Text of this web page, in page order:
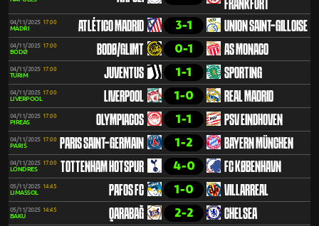
FRANKFURT
04/11/2025 17:00
MADRI ATLÉTICO MADRID 3-1 UNION SAINT-GILLOISE
04/11/2025 17:00
BODØ BODØ/GLIMT 0-1 AS MONACO
04/11/2025 17:00
TURIM JUVENTUS 1-1 SPORTING
04/11/2025 17:00
LIVERPOOL LIVERPOOL 1-0 REAL MADRID
04/11/2025 17:00
PIREAS OLYMPIACOS 1-1 PSV EINDHOVEN
04/11/2025 17:00
PARIS PARIS SAINT-GERMAIN 1-2 BAYERN MÜNCHEN
04/11/2025 17:00
LONDRES TOTTENHAM HOTSPUR 4-0 FC KØBENHAVN
05/11/2025 14:45
LIMASSOL PAFOS FC 1-0 VILLARREAL
05/11/2025 14:45
BAKU QARABAĞ 2-2 CHELSEA